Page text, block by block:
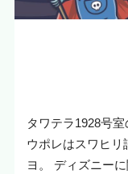
タワテラ1928号
ウポレはスワヒリ
ヨ。 ディズニー